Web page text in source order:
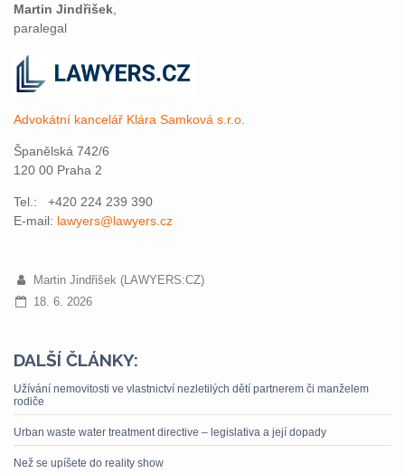
Martin Jindřišek
paralegal
Advokátní kancelář Klára Samková s.r.o.
Španělská 742/6
120 00 Praha 2
Tel.: +420 224 239 390
E-mail: lawyers@lawyers.cz
Martin Jindřišek (LAWYERS:CZ)
18. 6. 2026
DALŠÍ ČLÁNKY:
Užívání nemovitosti ve vlastnictví nezletilých dětí partnerem či manželem
rodiče
Urban waste water treatment directive – legislativa a její dopady
Než se upíšete do reality show